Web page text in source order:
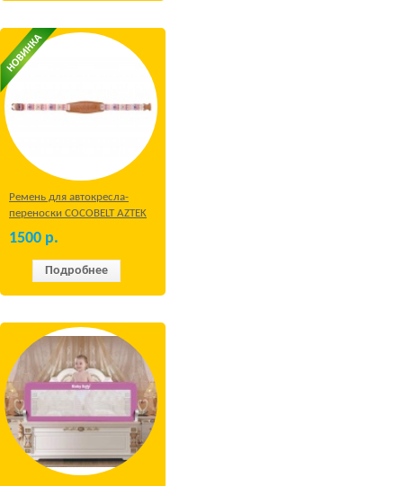
Ремень для автокресла-
переноски COCOBELT AZTEK
1500 р.
Подробнее